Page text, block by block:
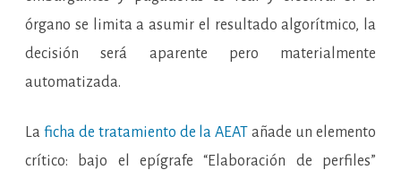
órgano se limita a asumir el resultado algorítmico, la
decisión será aparente pero materialmente
automatizada.
La ficha de tratamiento de la AEAT añade un elemento
crítico: bajo el epígrafe “Elaboración de perfiles”